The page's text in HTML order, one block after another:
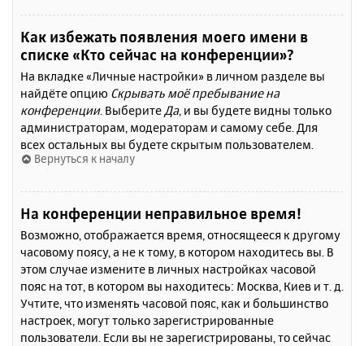
Как избежать появления моего имени в
списке «Кто сейчас на конференции»?
На вкладке «Личные настройки» в личном разделе вы
найдёте опцию Скрывать моё пребывание на
конференции. Выберите Да, и вы будете видны только
администраторам, модераторам и самому себе. Для
всех остальных вы будете скрытым пользователем.
Вернуться к началу
На конференции неправильное время!
Возможно, отображается время, относящееся к другому
часовому поясу, а не к тому, в котором находитесь вы. В
этом случае измените в личных настройках часовой
пояс на тот, в котором вы находитесь: Москва, Киев и т. д.
Учтите, что изменять часовой пояс, как и большинство
настроек, могут только зарегистрированные
пользователи. Если вы не зарегистрированы, то сейчас